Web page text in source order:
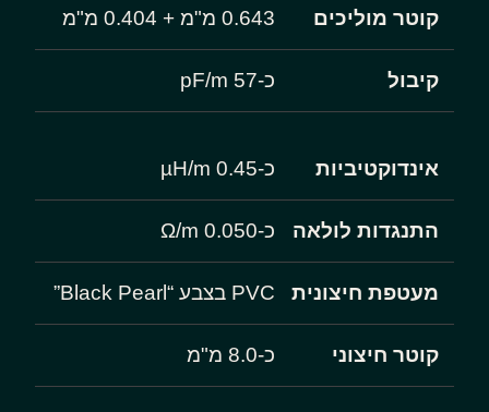
קוטר מוליכים ‎0.643 מ"מ + ‎0.404 מ"מ
קיבול כ-57 pF/m
אינדוקטיביות כ-0.45 µH/m
התנגדות לולאה כ-0.050 Ω/m
מעטפת חיצונית PVC בצבע “Black Pearl”
קוטר חיצוני כ-8.0 מ"מ